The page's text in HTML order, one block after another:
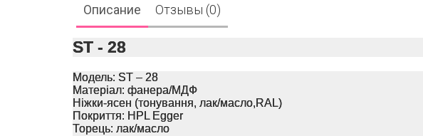
Описание Отзывы (0)
ST - 28
Модель: ST – 28
Матеріал: фанера/МДФ
Ніжки-ясен (тонування, лак/масло,RAL)
Покриття: HPL Egger
Торець: лак/масло